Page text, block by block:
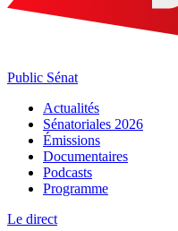
Public Sénat
Actualités
Sénatoriales 2026
Émissions
Documentaires
Podcasts
Programme
Le direct